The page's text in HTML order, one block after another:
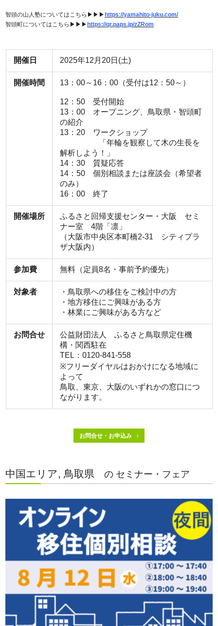
智頭の山人塾についてはこちら▶▶▶ https://yamahito-juku.com/
智頭町についてはこちら▶▶▶ https://qr.paps.jp/zZRom
開催日 2025年12月20日(土)
開催時間 13：00～16：00（受付は12：50～）
12：50 受付開始
13：00 オープニング、鳥取県・智頭町
の紹介
13：20 ワークショップ
「年輪を観察して木の生長を
解析しよう！」
14：30 質疑応答
14：50 個別相談または座談会（希望者
のみ）
16：00 終了
開催場所
ふるさと回帰支援センター・大阪 セミ
ナー室 4階「凛」
（大阪市中央区本町橋2-31 シティプラ
ザ大阪内）
参加費 無料（定員8名・事前予約優先）
対象者
・鳥取県への移住をご検討中の方
・地方移住にご興味がある方
・林業にご興味がある方など
お問合せ
公益財団法人 ふるさと鳥取県定住機
構・関西駐在
TEL：0120-841-558
※フリーダイヤルはおかけになる地域に
よって
鳥取、東京、大阪のいずれかの窓口につ
ながります。
お問合せ・お申込み
中国エリア, 鳥取県 の セミナー・フェア